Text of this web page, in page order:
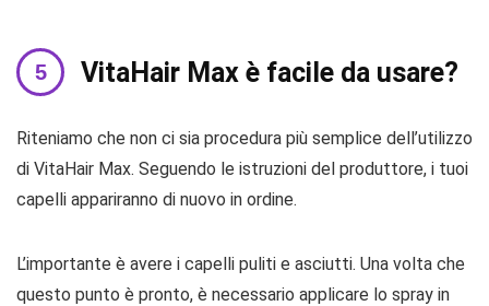
VitaHair Max è facile da usare?
Riteniamo che non ci sia procedura più semplice dell’utilizzo
di VitaHair Max. Seguendo le istruzioni del produttore, i tuoi
capelli appariranno di nuovo in ordine.
L’importante è avere i capelli puliti e asciutti. Una volta che
questo punto è pronto, è necessario applicare lo spray in